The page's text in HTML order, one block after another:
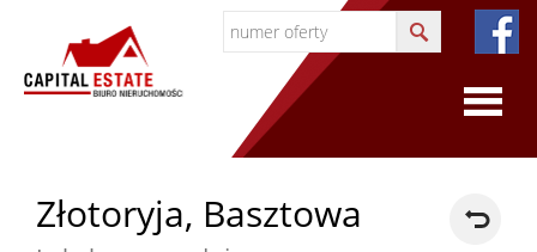
Złotoryja, Basztowa